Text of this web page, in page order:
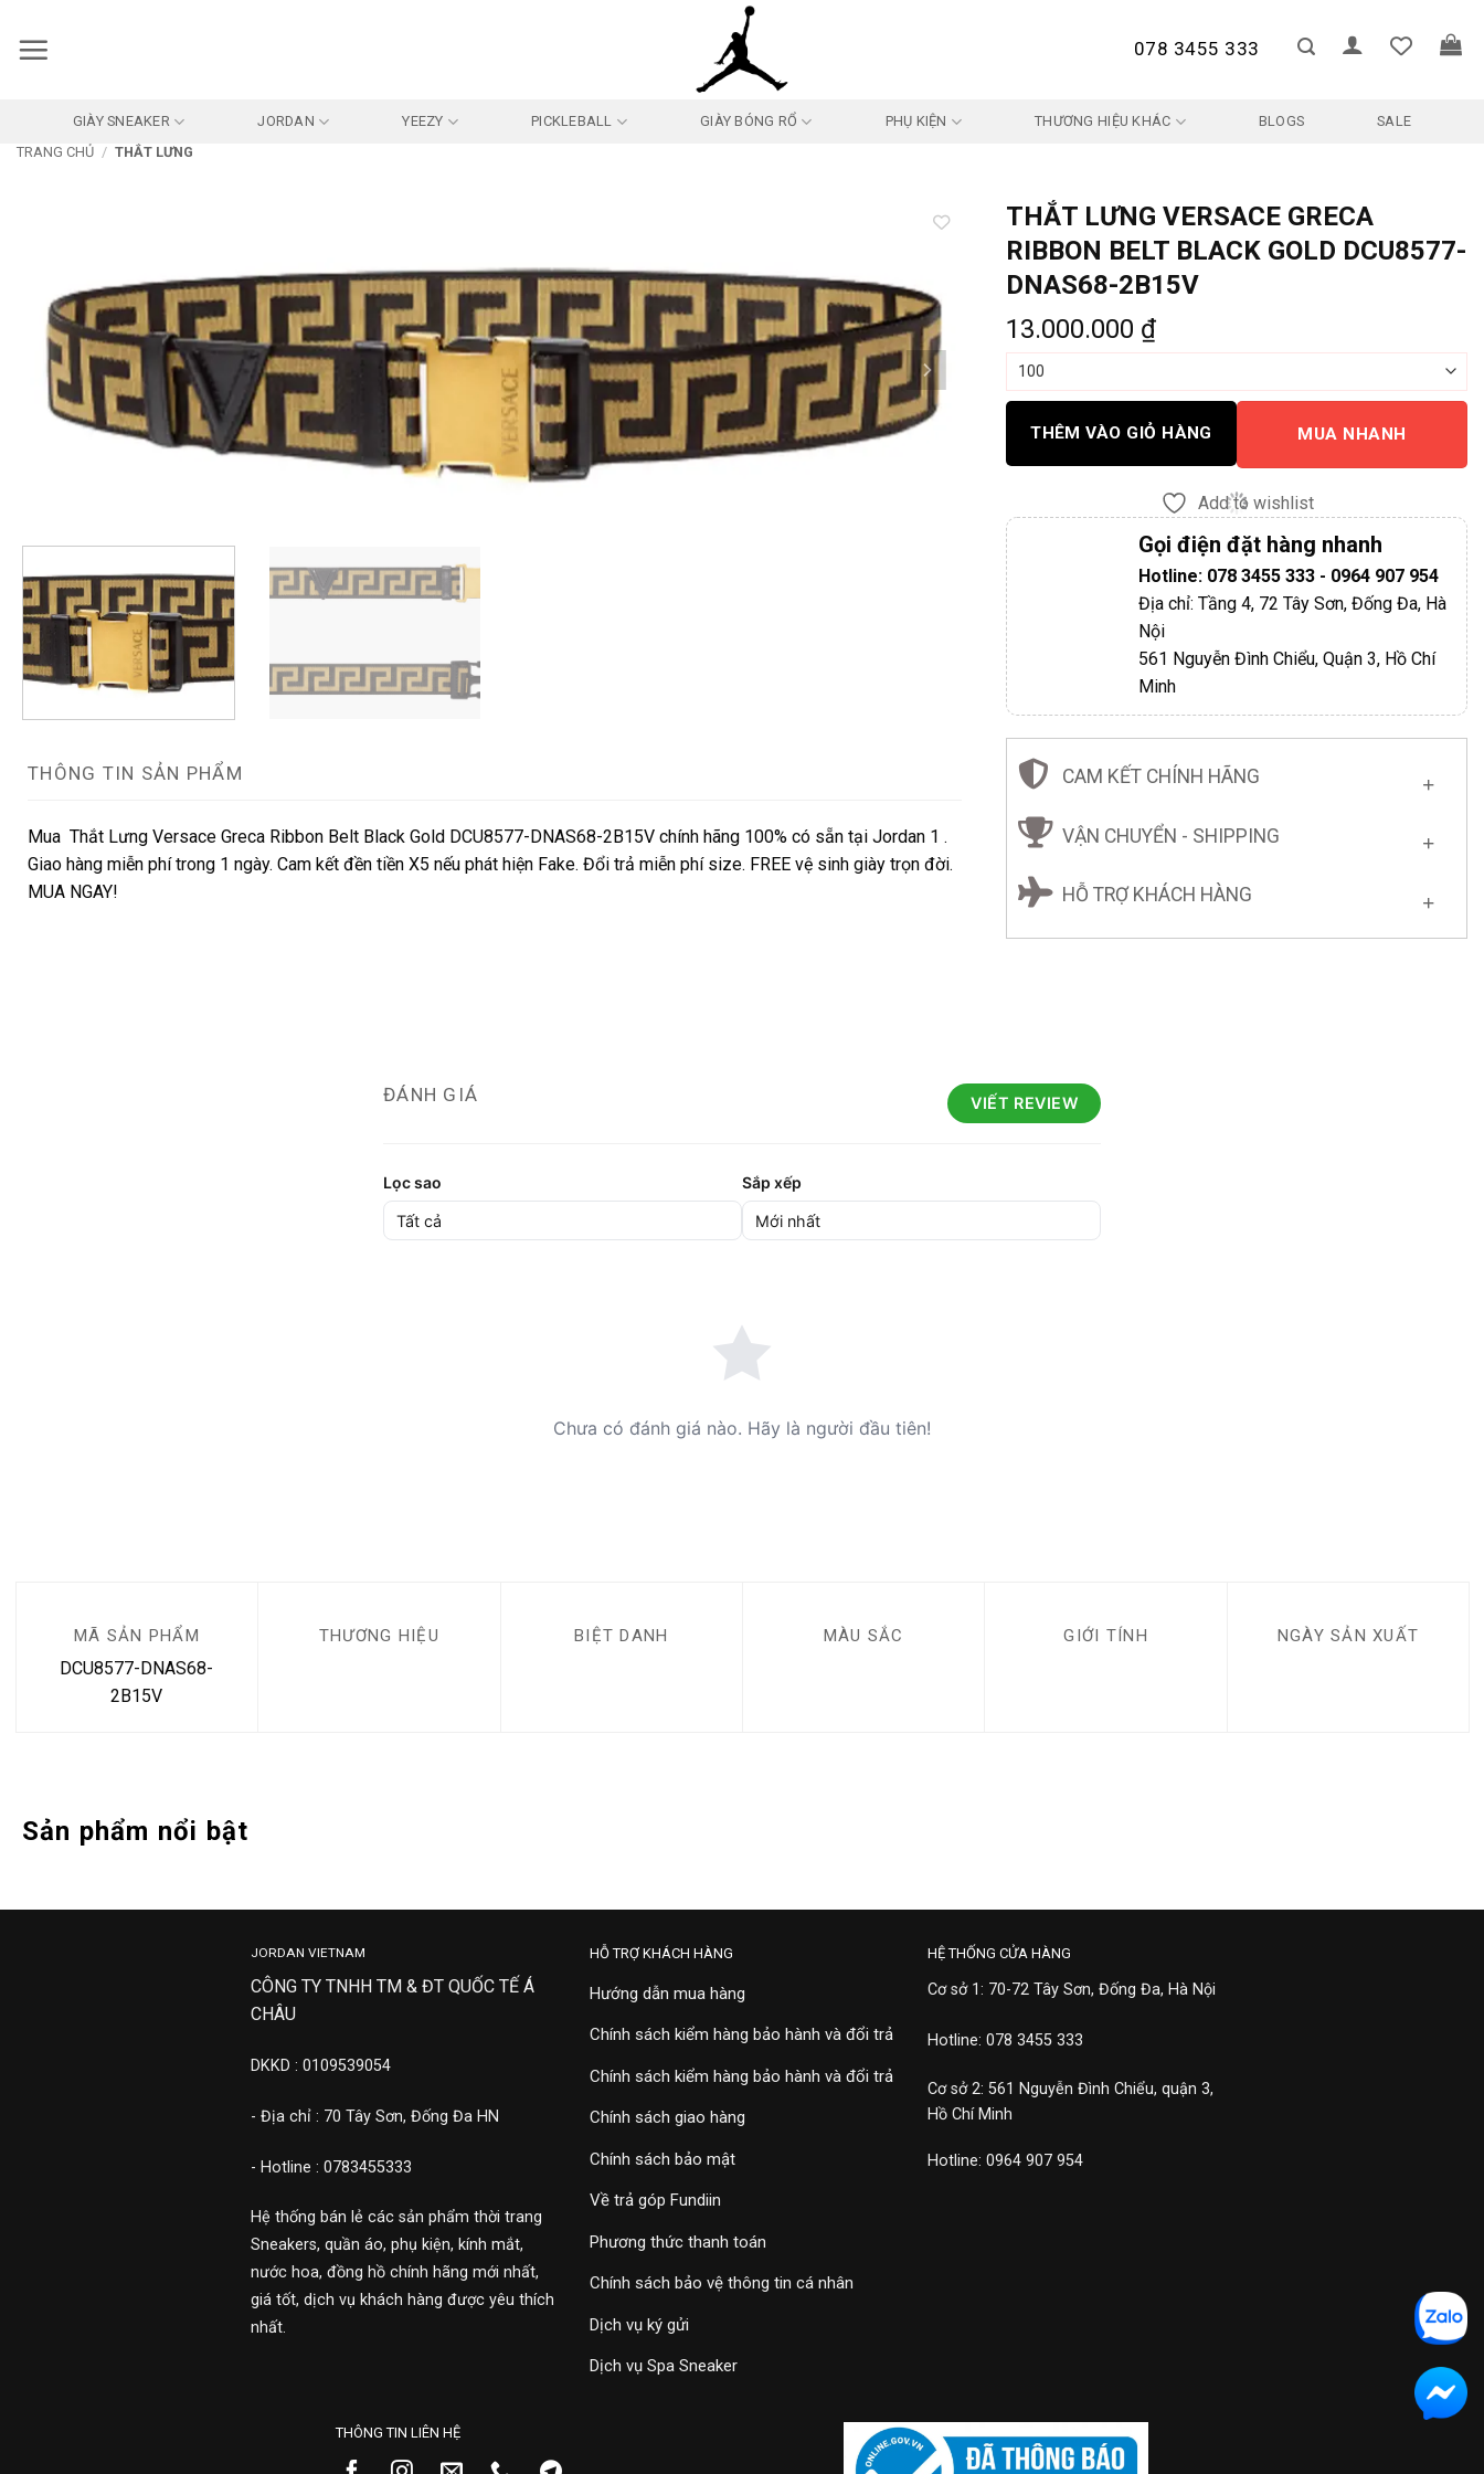
qua
078 3455 333
GIÀY SNEAKER JORDAN YEEZY PICKLEBALL GIÀY BÓNG RỔ PHỤ KIỆN THƯƠNG HIỆU KHÁC BLOGS
SALE
TRANG CHỦ / THẮT LƯNG
wishlist
THÔNG TIN SẢN PHẨM
Mua Thắt Lưng Versace Greca Ribbon Belt Black Gold DCU8577-DNAS68-2B15V chính hãng 100% có sẵn tại Jordan 1 .
Giao hàng miễn phí trong 1 ngày. Cam kết đền tiền X5 nếu phát hiện Fake. Đổi trả miễn phí size. FREE vệ sinh giày trọn đời.
MUA NGAY!
THẮT LƯNG VERSACE GRECA
RIBBON BELT BLACK GOLD DCU8577-
DNAS68-2B15V
13.000.000 ₫
THÊM VÀO GIỎ HÀNG MUA NHANH
Add to wishlist
Gọi điện đặt hàng nhanh
Hotline: 078 3455 333 - 0964 907 954
Địa chỉ: Tầng 4, 72 Tây Sơn, Đống Đa, Hà
Nội
561 Nguyễn Đình Chiểu, Quận 3, Hồ Chí
Minh
CAM KẾT CHÍNH HÃNG
VẬN CHUYỂN - SHIPPING
HỖ TRỢ KHÁCH HÀNG
ĐÁNH GIÁ VIẾT REVIEW
Lọc sao Sắp xếp
Chưa có đánh giá nào. Hãy là người đầu tiên!
MÃ SẢN PHẨM
DCU8577-DNAS68-
2B15V
THƯƠNG HIỆU BIỆT DANH MÀU SẮC GIỚI TÍNH NGÀY SẢN XUẤT
Sản phẩm nổi bật
JORDAN VIETNAM
CÔNG TY TNHH TM & ĐT QUỐC TẾ Á
CHÂU
DKKD : 0109539054
- Địa chỉ : 70 Tây Sơn, Đống Đa HN
- Hotline : 0783455333
Hệ thống bán lẻ các sản phẩm thời trang
Sneakers, quần áo, phụ kiện, kính mắt,
nước hoa, đồng hồ chính hãng mới nhất,
giá tốt, dịch vụ khách hàng được yêu thích
nhất.
HỖ TRỢ KHÁCH HÀNG
Hướng dẫn mua hàng
Chính sách kiểm hàng bảo hành và đổi trả
Chính sách kiểm hàng bảo hành và đổi trả
Chính sách giao hàng
Chính sách bảo mật
Về trả góp Fundiin
Phương thức thanh toán
Chính sách bảo vệ thông tin cá nhân
Dịch vụ ký gửi
Dịch vụ Spa Sneaker
HỆ THỐNG CỬA HÀNG
Cơ sở 1: 70-72 Tây Sơn, Đống Đa, Hà Nội
Hotline: 078 3455 333
Cơ sở 2: 561 Nguyễn Đình Chiểu, quận 3,
Hồ Chí Minh
Hotline: 0964 907 954
THÔNG TIN LIÊN HỆ